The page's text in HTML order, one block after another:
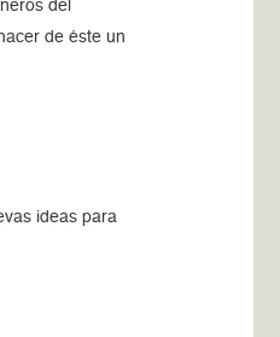
del
de éste un
ideas para